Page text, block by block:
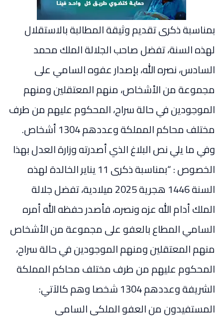
بمناسبة ذكرى تقديم وثيقة المطالبة بالاستقلال
لهذه السنة، تفضل صاحب الجلالة الملك محمد
السادس، نصره الله، بإصدار عفوه السامي على
مجموعة من الأشخاص، منهم المعتقلين ومنهم
الموجودين في حالة سراح، المحكوم عليهم من طرف
مختلف محاكم المملكة وعددهم 1304 أشخاص.
وفي ما يلي نص البلاغ الذي أصدرته وزارة العدل بهذا
الخصوص : “بمناسبة ذكرى 11 يناير الخالدة لهذه
السنة 1446 هجرية 2025 ميلادية، تفضل جلالة
الملك أدام الله عزه ونصره، فأصدر حفظه الله أمره
السامي المطاع بالعفو على مجموعة من الأشخاص
منهم المعتقلين ومنهم الموجودين في حالة سراح،
المحكوم عليهم من طرف مختلف محاكم المملكة
الشريفة وعددهم 1304 شخصا وهم كالآتي:
المستفيدون من العفو الملكي السامي